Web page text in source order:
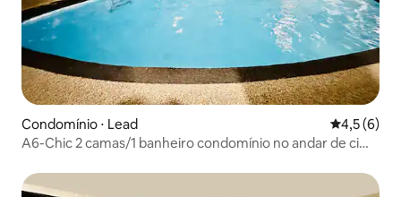
Condomínio ⋅ Lead 4,5 de
4,5 (6)
A6-Chic 2 camas/1 banheiro condomínio no andar de cima